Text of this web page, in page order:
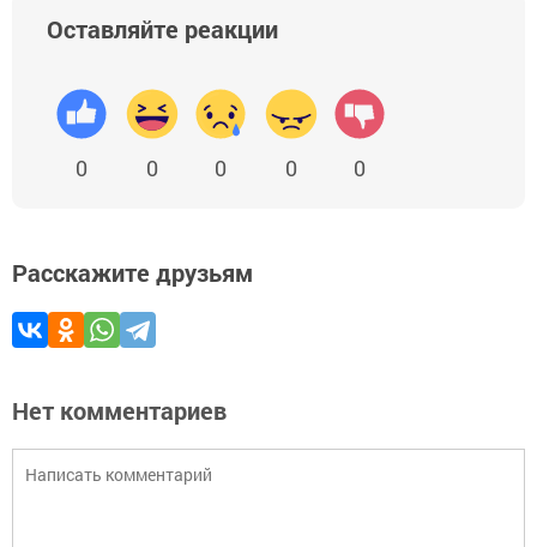
Оставляйте реакции
0 0 0 0 0
Расскажите друзьям
Нет комментариев